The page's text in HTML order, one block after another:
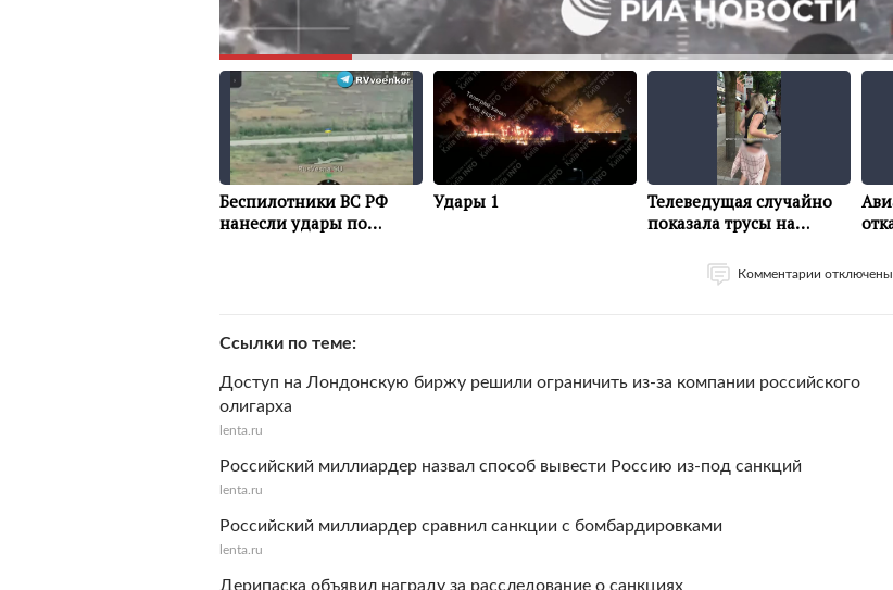
Комментарии отключены
Ссылки по теме
Доступ на Лондонскую биржу решили ограничить из-за компании российского
олигарха
lenta.ru
Российский миллиардер назвал способ вывести Россию из-под санкций
lenta.ru
Российский миллиардер сравнил санкции с бомбардировками
lenta.ru
Дерипаска объявил награду за расследование о санкциях